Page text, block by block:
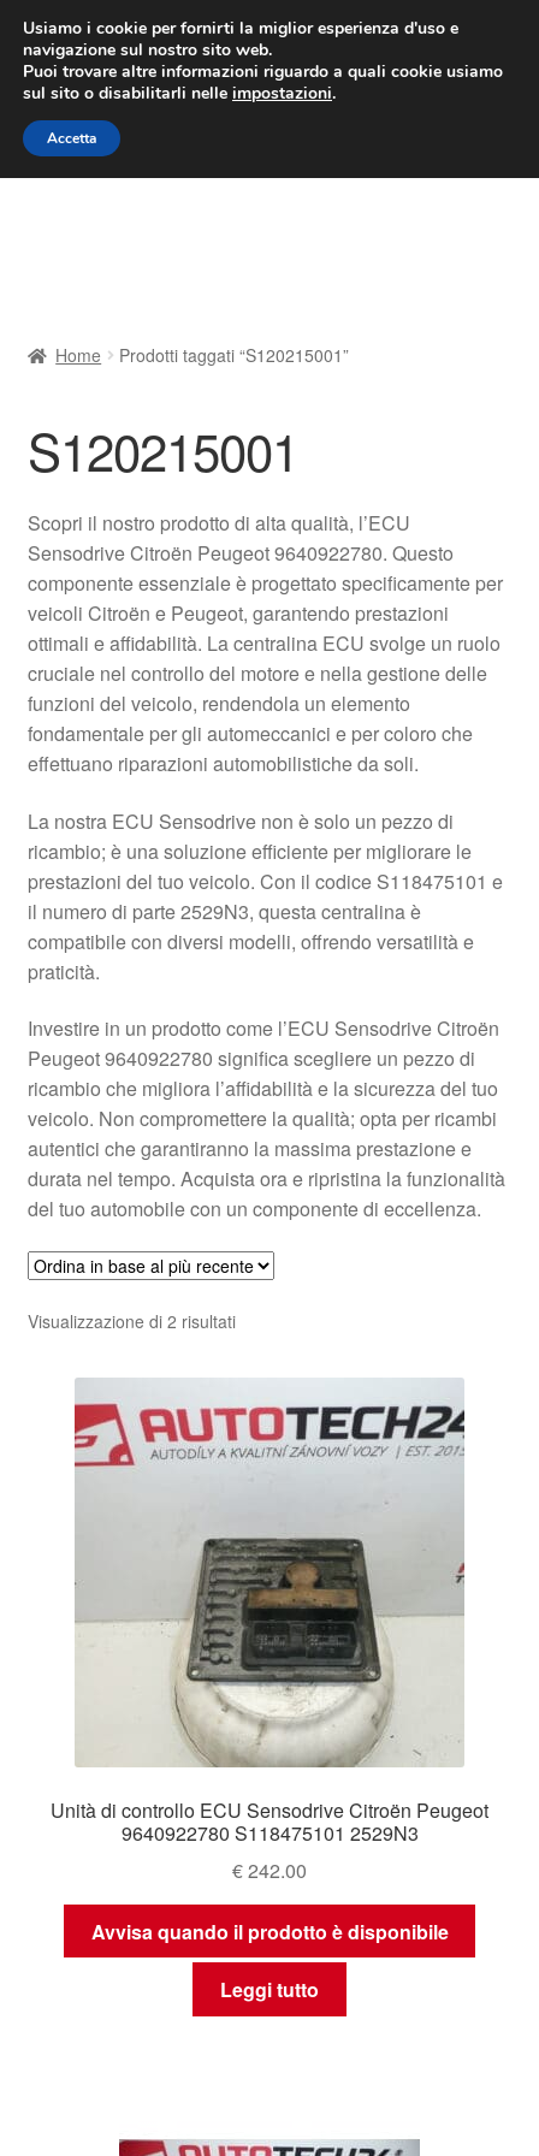
CONSEGNA da 7 EUR
Lun-Ven 9:00 - 16:00/800 580 290
Vai
alla
navigazione
Vai
al
contenuto
Contatto
Il mio account
Pagamenti
Politica sulla riservatezza
Procedura di Reclamo
Registratore di cassa
Rimostranza
Spedizione in tutto il mondo
Termini e condizioni
Home Prodotti taggati “S120215001”
S120215001
Scopri il nostro prodotto di alta qualità, l’ECU
Sensodrive Citroën Peugeot 9640922780. Questo
componente essenziale è progettato specificamente per
veicoli Citroën e Peugeot, garantendo prestazioni
ottimali e affidabilità. La centralina ECU svolge un ruolo
cruciale nel controllo del motore e nella gestione delle
funzioni del veicolo, rendendola un elemento
fondamentale per gli automeccanici e per coloro che
effettuano riparazioni automobilistiche da soli.
La nostra ECU Sensodrive non è solo un pezzo di
ricambio; è una soluzione efficiente per migliorare le
prestazioni del tuo veicolo. Con il codice S118475101 e
il numero di parte 2529N3, questa centralina è
compatibile con diversi modelli, offrendo versatilità e
praticità.
Investire in un prodotto come l’ECU Sensodrive Citroën
Peugeot 9640922780 significa scegliere un pezzo di
ricambio che migliora l’affidabilità e la sicurezza del tuo
veicolo. Non compromettere la qualità; opta per ricambi
autentici che garantiranno la massima prestazione e
durata nel tempo. Acquista ora e ripristina la funzionalità
del tuo automobile con un componente di eccellenza.
Visualizzazione di 2 risultatiOrdina
base
più
recente
Unità di controllo ECU Sensodrive Citroën Peugeot
9640922780 S118475101 2529N3
€242.00
Avvisa quando il prodotto è disponibile
Leggi tutto
Usiamo i cookie per fornirti la miglior esperienza d'uso e
navigazione sul nostro sito web.
Puoi trovare altre informazioni riguardo a quali cookie usiamo
sul sito o disabilitarli nelle impostazioni.
Accetta